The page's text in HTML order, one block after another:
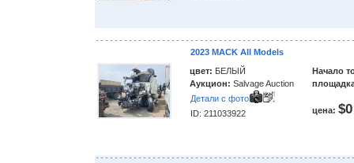
2023 MACK All Models
цвет: БЕЛЫЙ
Аукцион: Salvage Auction
Детали с фото
ID: 211033922
Начало
цена: $0